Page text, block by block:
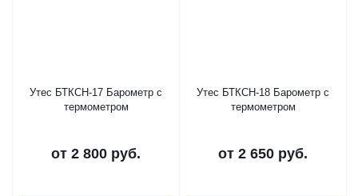
Утес БТКСН-17 Барометр с
термометром
от 2 800 руб.
Утес БТКСН-18 Барометр с
термометром
от 2 650 руб.